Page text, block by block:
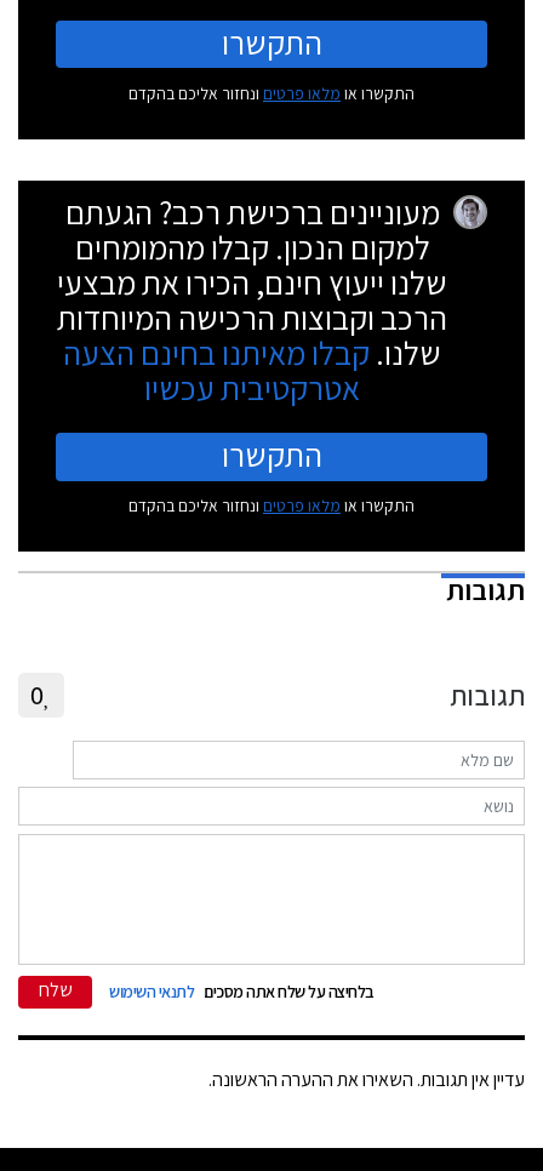
התקשרו
התקשרו או מלאו פרטים ונחזור אליכם בהקדם
מעוניינים ברכישת רכב? הגעתם
למקום הנכון. קבלו מהמומחים
שלנו ייעוץ חינם, הכירו את מבצעי
הרכב וקבוצות הרכישה המיוחדות
שלנו. קבלו מאיתנו בחינם הצעה
אטרקטיבית עכשיו
התקשרו
התקשרו או מלאו פרטים ונחזור אליכם בהקדם
תגובות
תגובות 0
בלחיצה על שלח אתה מסכים לתנאי השימוש שלח
עדיין אין תגובות. השאירו את ההערה הראשונה.